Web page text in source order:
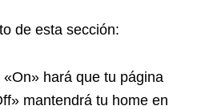
de esta sección:
«On» hará que tu página
mantendrá tu home en